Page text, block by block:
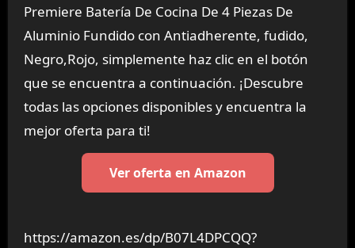
Premiere Batería De Cocina De 4 Piezas De
Aluminio Fundido con Antiadherente, fudido,
Negro,Rojo, simplemente haz clic en el botón
que se encuentra a continuación. ¡Descubre
todas las opciones disponibles y encuentra la
mejor oferta para ti!
Ver oferta en Amazon
https://amazon.es/dp/B07L4DPCQQ?